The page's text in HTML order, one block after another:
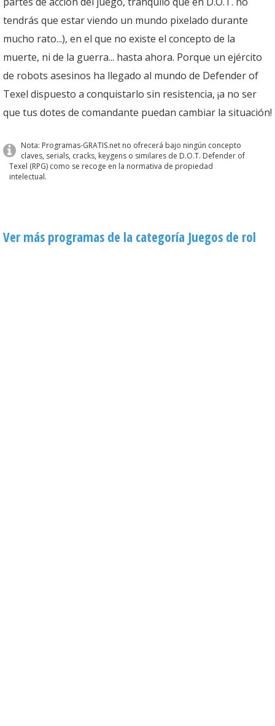
tendrás que estar viendo un mundo pixelado durante
mucho rato...), en el que no existe el concepto de la
muerte, ni de la guerra... hasta ahora. Porque un ejército
de robots asesinos ha llegado al mundo de Defender of
Texel dispuesto a conquistarlo sin resistencia, ¡a no ser
que tus dotes de comandante puedan cambiar la situación!
Nota: Programas-GRATIS.net no ofrecerá bajo ningún concepto
claves, serials, cracks, keygens o similares de D.O.T. Defender of
Texel (RPG) como se recoge en la normativa de propiedad
intelectual.
Ver más programas de la categoría Juegos de rol